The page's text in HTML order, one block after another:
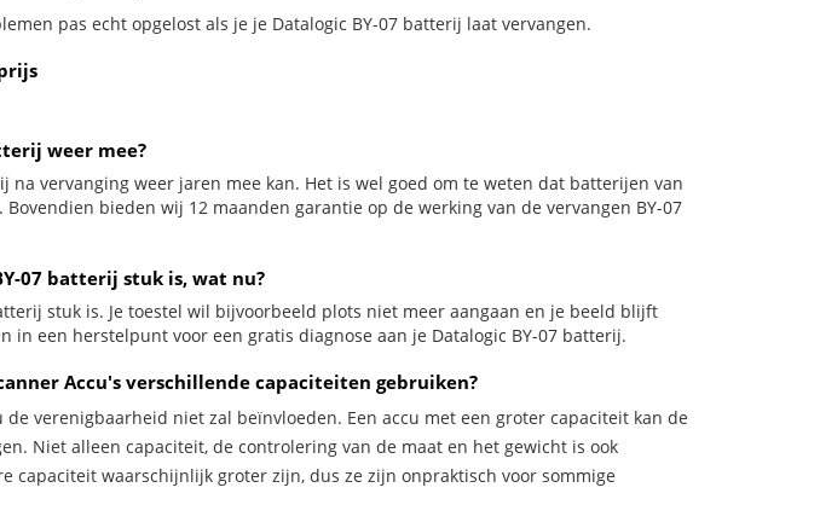
pas echt opgelost als je je Datalogic BY-07 batterij laat vervangen.
weer mee?
na vervanging weer jaren mee kan. Het is wel goed om te weten dat batterijen van
bieden wij 12 maanden garantie op de werking van de vervangen BY-07
07 batterij stuk is, wat nu?
stuk is. Je toestel wil bijvoorbeeld plots niet meer aangaan en je beeld blijft
in een herstelpunt voor een gratis diagnose aan je Datalogic BY-07 batterij.
Accu's verschillende capaciteiten gebruiken?
verenigbaarheid niet zal beïnvloeden. Een accu met een groter capaciteit kan de
Niet alleen capaciteit, de controlering van de maat en het gewicht is ook
capaciteit waarschijnlijk groter zijn, dus ze zijn onpraktisch voor sommige